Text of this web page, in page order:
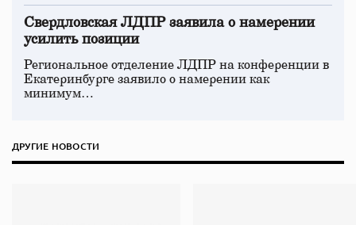
Свердловская ЛДПР заявила о намерении
усилить позиции
Региональное отделение ЛДПР на конференции в
Екатеринбурге заявило о намерении как
минимум…
ДРУГИЕ НОВОСТИ